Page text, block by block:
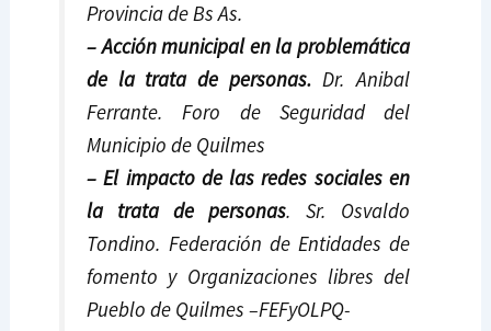
Provincia de Bs As.
–Acción municipal en la problemática
de la trata de personas. Dr. Anibal
Ferrante. Foro de Seguridad del
Municipio de Quilmes
– El impacto de las redes sociales en
la trata de personas. Sr. Osvaldo
Tondino. Federación de Entidades de
fomento y Organizaciones libres del
Pueblo de Quilmes –FEFyOLPQ-